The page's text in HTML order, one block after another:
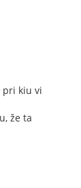
pri kiu vi
že ta